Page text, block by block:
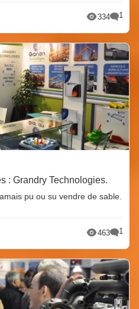
334 1
: Grandry Technologies.
pu ou su vendre de sable.
463 1